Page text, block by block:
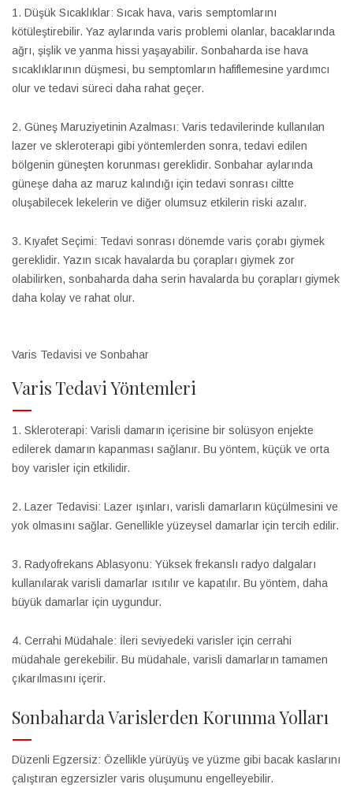
1. Düşük Sıcaklıklar: Sıcak hava, varis semptomlarını
kötüleştirebilir. Yaz aylarında varis problemi olanlar, bacaklarında
ağrı, şişlik ve yanma hissi yaşayabilir. Sonbaharda ise hava
sıcaklıklarının düşmesi, bu semptomların hafiflemesine yardımcı
olur ve tedavi süreci daha rahat geçer.
2. Güneş Maruziyetinin Azalması: Varis tedavilerinde kullanılan
lazer ve skleroterapi gibi yöntemlerden sonra, tedavi edilen
bölgenin güneşten korunması gereklidir. Sonbahar aylarında
güneşe daha az maruz kalındığı için tedavi sonrası ciltte
oluşabilecek lekelerin ve diğer olumsuz etkilerin riski azalır.
3. Kıyafet Seçimi: Tedavi sonrası dönemde varis çorabı giymek
gereklidir. Yazın sıcak havalarda bu çorapları giymek zor
olabilirken, sonbaharda daha serin havalarda bu çorapları giymek
daha kolay ve rahat olur.
Varis Tedavisi ve Sonbahar
Varis Tedavi Yöntemleri
1. Skleroterapi: Varisli damarın içerisine bir solüsyon enjekte
edilerek damarın kapanması sağlanır. Bu yöntem, küçük ve orta
boy varisler için etkilidir.
2. Lazer Tedavisi: Lazer ışınları, varisli damarların küçülmesini ve
yok olmasını sağlar. Genellikle yüzeysel damarlar için tercih edilir.
3. Radyofrekans Ablasyonu: Yüksek frekanslı radyo dalgaları
kullanılarak varisli damarlar ısıtılır ve kapatılır. Bu yöntem, daha
büyük damarlar için uygundur.
4. Cerrahi Müdahale: İleri seviyedeki varisler için cerrahi
müdahale gerekebilir. Bu müdahale, varisli damarların tamamen
çıkarılmasını içerir.
Sonbaharda Varislerden Korunma Yolları
Düzenli Egzersiz: Özellikle yürüyüş ve yüzme gibi bacak kaslarını
çalıştıran egzersizler varis oluşumunu engelleyebilir.